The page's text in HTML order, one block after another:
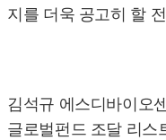
지를 더욱 공고히 할
김석규 에스디바이오
글로벌펀드 조달 리스